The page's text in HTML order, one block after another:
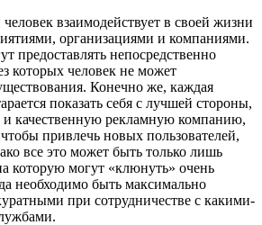
взаимодействует в своей жизни
организациями и компаниями.
предоставлять непосредственно
которых человек не может
Конечно же, каждая
показать себя с лучшей стороны,
и качественную рекламную компанию,
привлечь новых пользователей,
все это может быть только лишь
которую могут «клюнуть» очень
необходимо быть максимально
при сотрудничестве с какими-